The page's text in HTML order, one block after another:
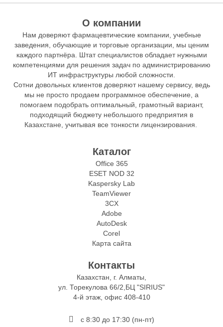
О компании
Нам доверяют фармацевтические компании, учебные
заведения, обучающие и торговые организации, мы ценим
каждого партнёра. Штат специалистов обладает нужными
компетенциями для решения задач по администрированию
ИТ инфраструктуры любой сложности.
Сотни довольных клиентов доверяют нашему сервису, ведь
мы не просто продаем программное обеспечение, а
помогаем подобрать оптимальный, грамотный вариант,
подходящий бюджету небольшого предприятия в
Казахстане, учитывая все тонкости лицензирования.
Каталог
Office 365
ESET NOD 32
Kaspersky Lab
TeamViewer
3CX
Adobe
AutoDesk
Corel
Карта сайта
Контакты
Казахстан, г. Алматы,
ул. Торекулова 66/2,БЦ "SIRIUS"
4-й этаж, офис 408-410
с 8:30 до 17:30 (пн-пт)